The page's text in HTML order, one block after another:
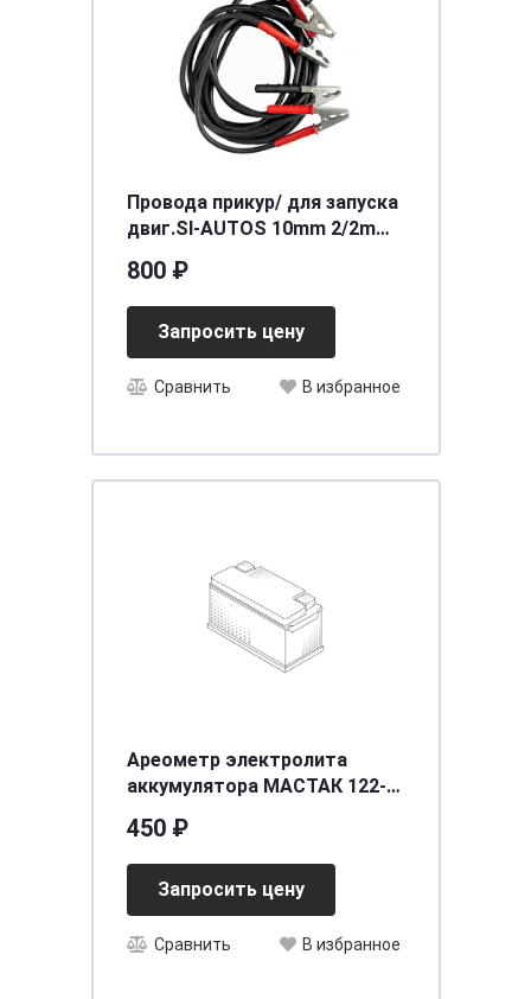
Провода прикур/ для запуска
двиг.SI-AUTOS 10mm 2/2m
800 ₽
Запросить цену
Сравнить В избранное
Ареометр электролита
аккумулятора МАСТАК 122-
450 ₽
Запросить цену
Сравнить В избранное